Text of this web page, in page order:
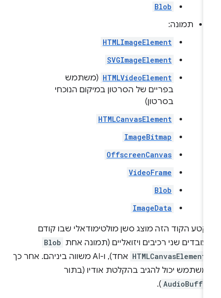
Blob
תמונה:
HTMLImageElement
SVGImageElement
HTMLVideoElement (משתמש
בפריים של הסרטון במיקום הנוכחי
בסרטון)
HTMLCanvasElement
ImageBitmap
OffscreenCanvas
VideoFrame
Blob
ImageData
הקוד הזה מוצג סשן מולטימודאלי שבו קודם
שני רכיבים ויזואליים (תמונה אחת Blob
HTMLCanvasElement
אחד), ו-AI משווה ביניהם. אחר כך
יכול להגיב בהקלטת אודיו (בתור
).